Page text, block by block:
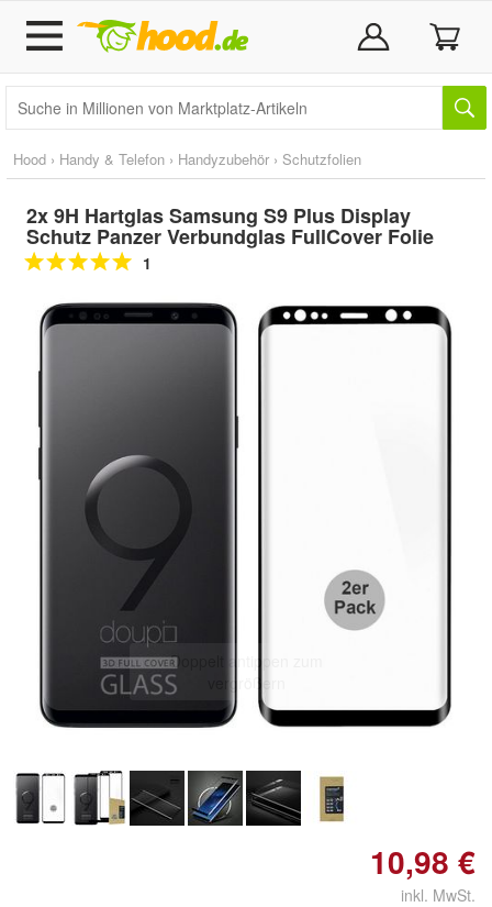
Hood › Handy & Telefon › Handyzubehör › Schutzfolien
2x 9H Hartglas Samsung S9 Plus Display
Schutz Panzer Verbundglas FullCover Folie
1
Doppelt antippen zum
10,98 €
inkl. MwSt.